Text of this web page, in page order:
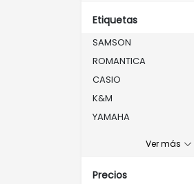
Etiquetas
SAMSON
ROMANTICA
CASIO
K&M
YAMAHA
KURZWEIL
Ver más
Precios